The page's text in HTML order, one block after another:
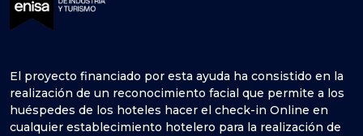
El proyecto financiado por esta ayuda ha consistido en la
realización de un reconocimiento facial que permite a los
huéspedes de los hoteles hacer el check-in Online en
cualquier establecimiento hotelero para la realización de